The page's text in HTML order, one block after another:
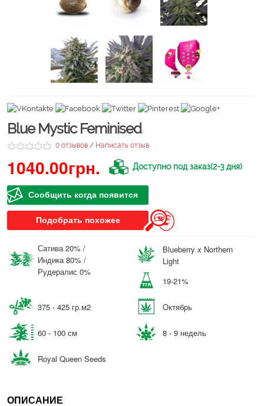
Blue Mystic Feminised
0 отзывов / Написать отзыв
1040.00грн. Доступно под заказ(2-3 дня)
Сообщить когда появится
Подобрать похожее
Сатива 20% /
Индика 80% /
Рудералис 0%
Blueberry x Northern
Light
19-21%
375 - 425 гр.м2 Октябрь
60 - 100 см 8 - 9 недель
Royal Queen Seeds
ОПИСАНИЕ